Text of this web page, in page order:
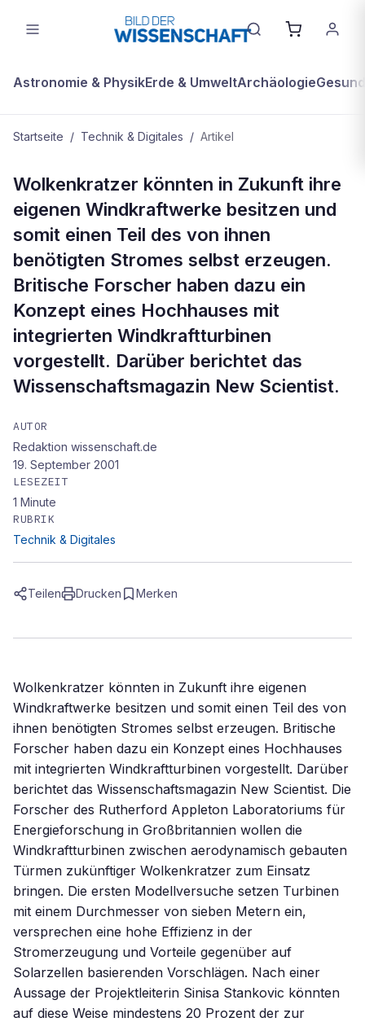
Astronomie & PhysikErde & UmweltArchäologie
Startseite / Technik & Digitales / Artikel
Hochhäuser der Zukunft könnten
ihre eigenen Windkraftwerke
beherbergen
Wolkenkratzer könnten in Zukunft ihre
eigenen Windkraftwerke besitzen und
somit einen Teil des von ihnen
benötigten Stromes selbst erzeugen.
Britische Forscher haben dazu ein
Konzept eines Hochhauses mit
integrierten Windkraftturbinen
vorgestellt. Darüber berichtet das
Wissenschaftsmagazin New Scientist.
AUTOR
Redaktion wissenschaft.de
19. September 2001
LESEZEIT
1 Minute
RUBRIK
Technik & Digitales
Teilen Drucken Merken
Wolkenkratzer könnten in Zukunft ihre eigenen
Windkraftwerke besitzen und somit einen Teil des von
ihnen benötigten Stromes selbst erzeugen. Britische
Forscher haben dazu ein Konzept eines Hochhauses
mit integrierten Windkraftturbinen vorgestellt. Darüber
berichtet das Wissenschaftsmagazin New Scientist. Die
Forscher des Rutherford Appleton Laboratoriums für
Energieforschung in Großbritannien wollen die
Windkraftturbinen zwischen aerodynamisch gebauten
Türmen zukünftiger Wolkenkratzer zum Einsatz
bringen. Die ersten Modellversuche setzen Turbinen
mit einem Durchmesser von sieben Metern ein,
versprechen eine hohe Effizienz in der
Stromerzeugung und Vorteile gegenüber auf
Solarzellen basierenden Vorschlägen. Nach einer
Aussage der Projektleiterin Sinisa Stankovic könnten
auf diese Weise mindestens 20 Prozent der zur